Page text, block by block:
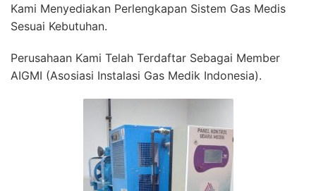
Kami Menyediakan Perlengkapan Sistem Gas Medis
Sesuai Kebutuhan.
Perusahaan Kami Telah Terdaftar Sebagai Member
AIGMI (Asosiasi Instalasi Gas Medik Indonesia).